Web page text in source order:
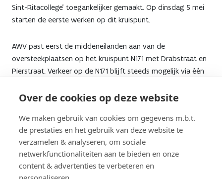
Over de cookies op deze website
We maken gebruik van cookies om gegevens m.b.t.
de prestaties en het gebruik van deze website te
verzamelen & analyseren, om sociale
netwerkfunctionaliteiten aan te bieden en onze
content & advertenties te verbeteren en
Sint-Ritacollege' toegankelijker gemaakt. Op dinsdag 5 mei
starten de eerste werken op dit kruispunt.
AWV past eerst de middeneilanden aan van de
oversteekplaatsen op het kruispunt N171 met Drabstraat en
Pierstraat. Verkeer op de N171 blijft steeds mogelijk via één
kruispunt blijven ook mogelijk. Vanaf dinsdag 26 mei werkt
Pierstraat doodlopen op de expresweg. AWV informeert
binnenkort in detail over de voorziene omleidingen.
Meer info